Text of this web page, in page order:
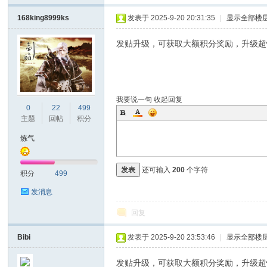
168king8999ks
0
主题
22
回帖
499
积分
炼气
积分 499
发消息
发表于 2025-9-20 20:31:35 显示全部楼
发贴升级，可获取大额积分奖励，升级
我要说一句 收起回复
发表 还可输入200 个字符
回复
Bibi 发表于 2025-9-20 23:53:46 显示全部楼
发贴升级，可获取大额积分奖励，升级